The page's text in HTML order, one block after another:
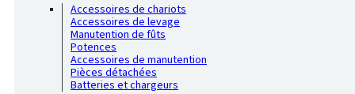
Accessoires de chariots
Accessoires de levage
Manutention de fûts
Potences
Accessoires de manutention
Pièces détachées
Batteries et chargeurs